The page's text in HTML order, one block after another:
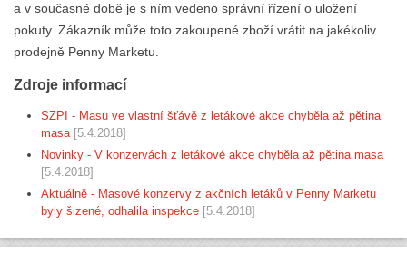
a v současné době je s ním vedeno správní řízení o uložení
pokuty. Zákazník může toto zakoupené zboží vrátit na jakékoliv
prodejně Penny Marketu.
Zdroje informací
SZPI - Masu ve vlastní šťávě z letákové akce chyběla až pětina
masa [5.4.2018]
Novinky - V konzervách z letákové akce chyběla až pětina masa
[5.4.2018]
Aktuálně - Masové konzervy z akčních letáků v Penny Marketu
byly šizené, odhalila inspekce [5.4.2018]